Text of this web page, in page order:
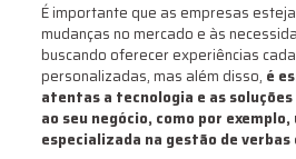
É importante que as empresas
mudanças no mercado e às
buscando oferecer experiências
personalizadas, mas além disso, é
atentas a tecnologia e as
ao seu negócio, como por
especializada na gestão de verbas